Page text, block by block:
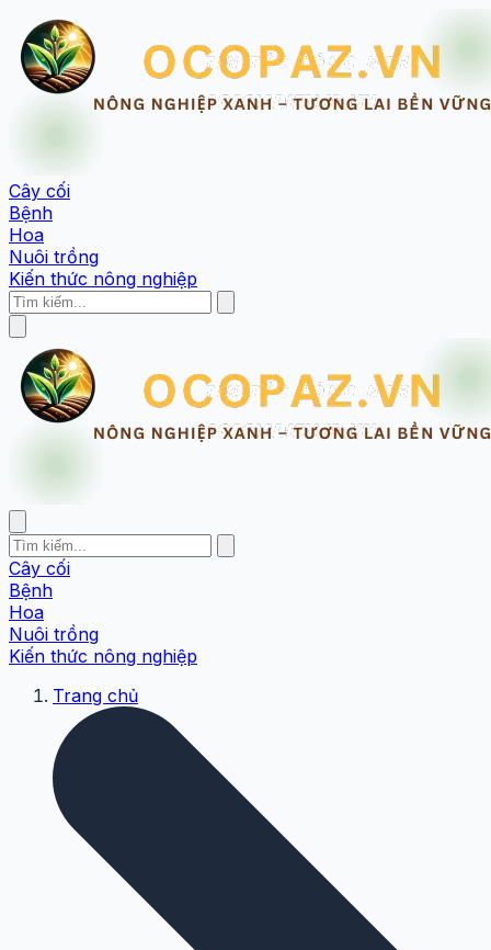
Cây cối
Bệnh
Hoa
Nuôi trồng
Kiến thức nông nghiệp
Cây cối
Bệnh
Hoa
Nuôi trồng
Kiến thức nông nghiệp
Trang chủ